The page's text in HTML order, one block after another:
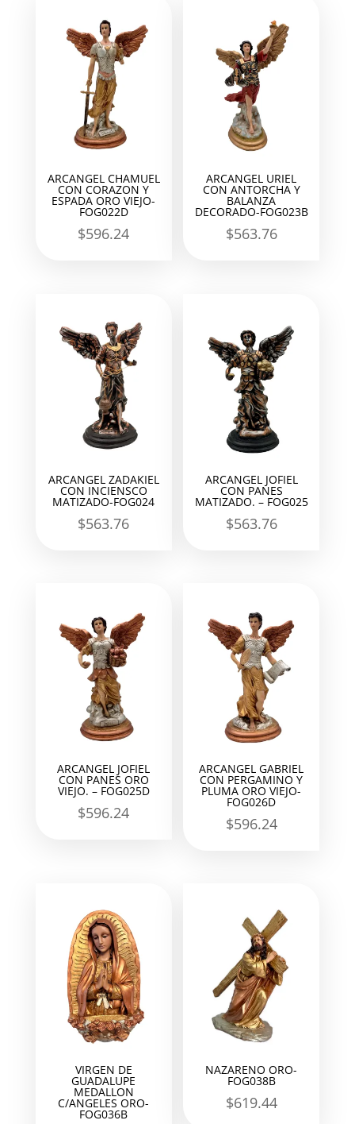
ARCANGEL CHAMUEL
CON CORAZON Y
ESPADA ORO VIEJO-
FOG022D
$596.24
ARCANGEL URIEL
CON ANTORCHA Y
BALANZA
DECORADO-FOG023B
$563.76
ARCANGEL ZADAKIEL
CON INCIENSCO
MATIZADO-FOG024
$563.76
ARCANGEL JOFIEL
CON PANES
MATIZADO. – FOG025
$563.76
ARCANGEL JOFIEL
CON PANES ORO
VIEJO. – FOG025D
$596.24
ARCANGEL GABRIEL
CON PERGAMINO Y
PLUMA ORO VIEJO-
FOG026D
$596.24
VIRGEN DE
GUADALUPE
MEDALLON
C/ANGELES ORO-
FOG036B
NAZARENO ORO-
FOG038B
$619.44